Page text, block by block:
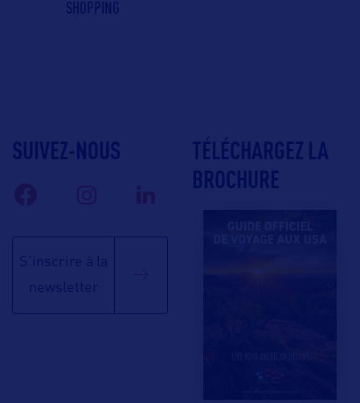
SHOPPING
SUIVEZ-NOUS
S'inscrire à la
newsletter
TÉLÉCHARGEZ LA
BROCHURE